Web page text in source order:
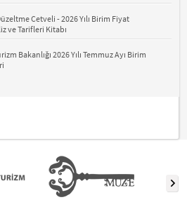
Cetveli - 2026 Yılı Birim Fiyat
ve Tarifleri Kitabı
Bakanlığı 2026 Yılı Temmuz Ayı Birim